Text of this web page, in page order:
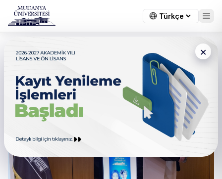
×
SBF’de Beyaz Önlük Töreni